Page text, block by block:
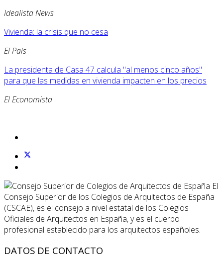
Idealista News
Vivienda: la crisis que no cesa
El País
La presidenta de Casa 47 calcula "al menos cinco años"
para que las medidas en vivienda impacten en los precios
El Economista
El
Consejo Superior de los Colegios de Arquitectos de España
(CSCAE), es el consejo a nivel estatal de los Colegios
Oficiales de Arquitectos en España, y es el cuerpo
profesional establecido para los arquitectos españoles.
DATOS DE CONTACTO